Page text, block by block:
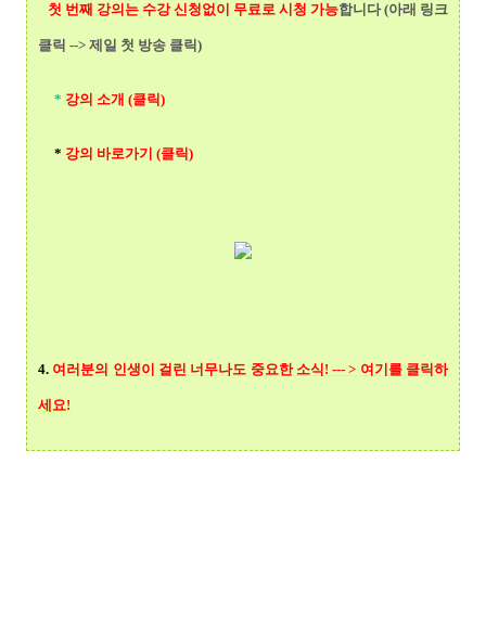
첫 번째 강의는 수강 신청없이 무료로 시청 가능합니다 (아래 링크
클릭 --> 제일 첫 방송 클릭)
* 강의 소개 (클릭)
* 강의 바로가기 (클릭)
4. 여러분의 인생이 걸린 너무나도 중요한 소식! --- > 여기를 클릭하
세요!